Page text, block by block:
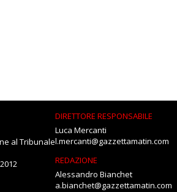
al Tribunale
DIRETTORE RESPONSABILE
Luca Mercanti
l.mercanti@gazzettamatin.com
REDAZIONE
Alessandro Bianchet
a.bianchet@gazzettamatin.com